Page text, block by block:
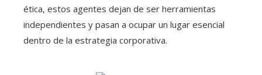
ética, estos agentes dejan de ser herramientas
independientes y pasan a ocupar un lugar esencial
dentro de la estrategia corporativa.